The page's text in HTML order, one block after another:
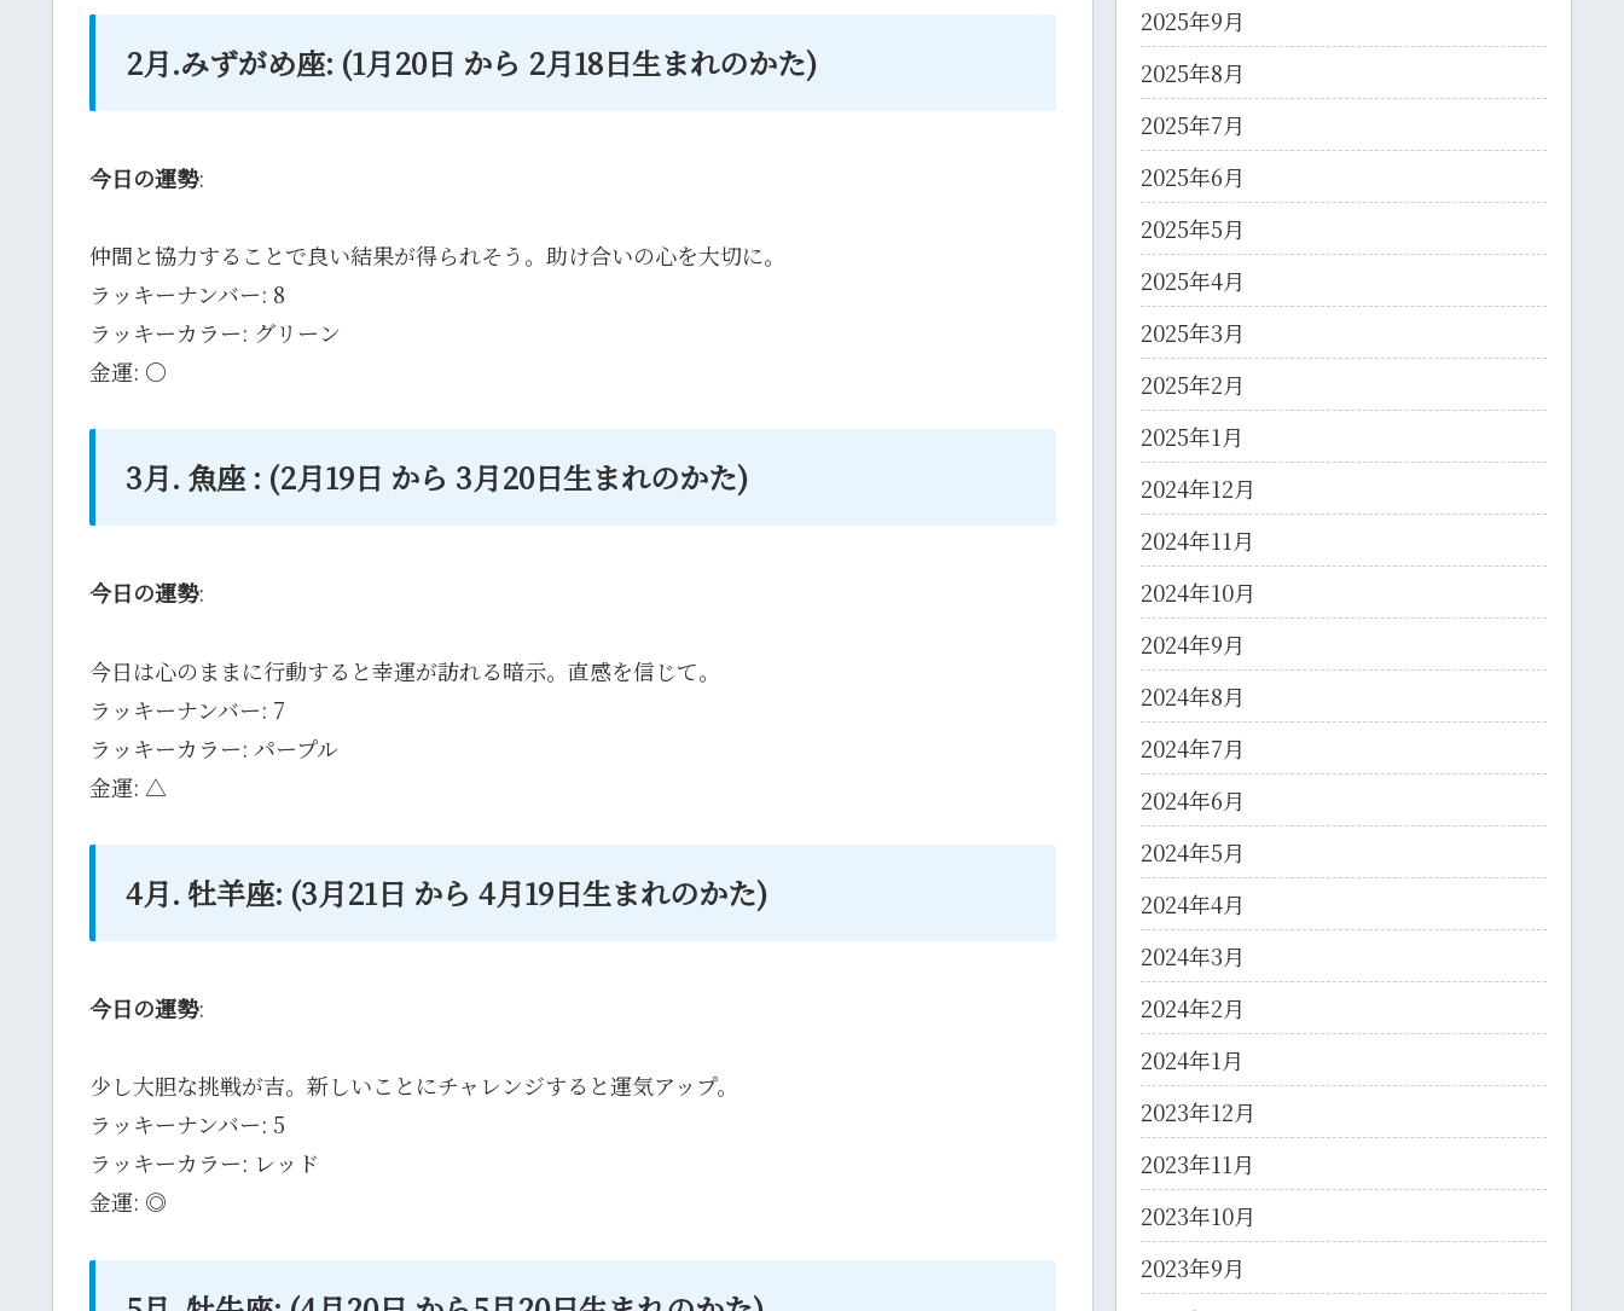
2月.みずがめ座: (1月20日 から 2月18日生まれのかた)
今日の運勢:
仲間と協力することで良い結果が得られそう。助け合いの心を大切に。
ラッキーナンバー: 8
ラッキーカラー: グリーン
金運: 〇
3月. 魚座 : (2月19日 から 3月20日生まれのかた)
今日の運勢:
今日は心のままに行動すると幸運が訪れる暗示。直感を信じて。
ラッキーナンバー: 7
ラッキーカラー: パープル
金運: △
4月. 牡羊座: (3月21日 から 4月19日生まれのかた)
今日の運勢:
少し大胆な挑戦が吉。新しいことにチャレンジすると運気アップ。
ラッキーナンバー: 5
ラッキーカラー: レッド
金運: ◎
2025年9月
2025年8月
2025年7月
2025年6月
2025年5月
2025年4月
2025年3月
2025年2月
2025年1月
2024年12月
2024年11月
2024年10月
2024年9月
2024年8月
2024年7月
2024年6月
2024年5月
2024年4月
2024年3月
2024年2月
2024年1月
2023年12月
2023年11月
2023年10月
2023年9月